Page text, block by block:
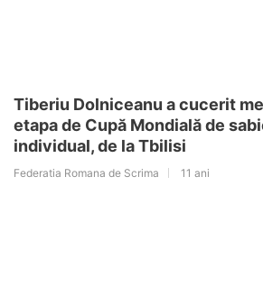
Tiberiu Dolniceanu a cucerit
etapa de Cupă Mondială de
individual, de la Tbilisi
Federatia Romana de Scrima 11 ani